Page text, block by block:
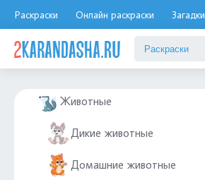
Раскраски Онлайн раскраски Загадки
Елочные игрушки
Животные
Дикие животные
Домашние животные